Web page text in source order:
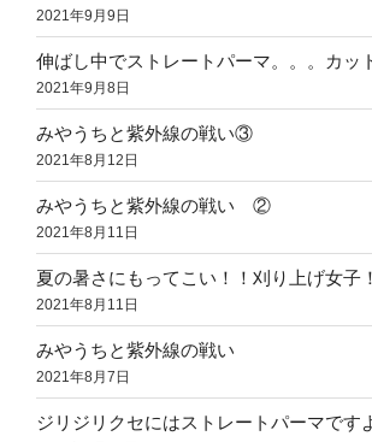
2021年9月9日
伸ばし中でストレートパーマ。。。カッ
2021年9月8日
みやうちと紫外線の戦い③
2021年8月12日
みやうちと紫外線の戦い ②
2021年8月11日
夏の暑さにもってこい！！刈り上げ女子
2021年8月11日
みやうちと紫外線の戦い
2021年8月7日
ジリジリクセにはストレートパーマです